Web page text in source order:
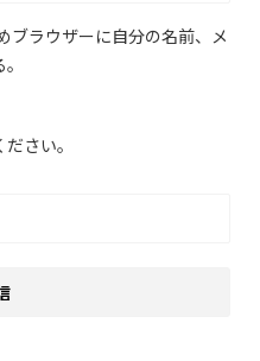
ブラウザーに自分の名前、メ
さい。